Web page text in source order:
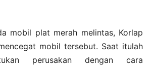
mobil plat merah melintas, Korlap
mobil tersebut. Saat itulah
perusakan dengan cara